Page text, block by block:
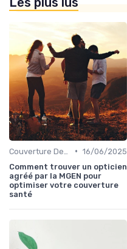
• 16/06/2025
Comment trouver un opticien
agréé par la MGEN pour
optimiser votre couverture
santé